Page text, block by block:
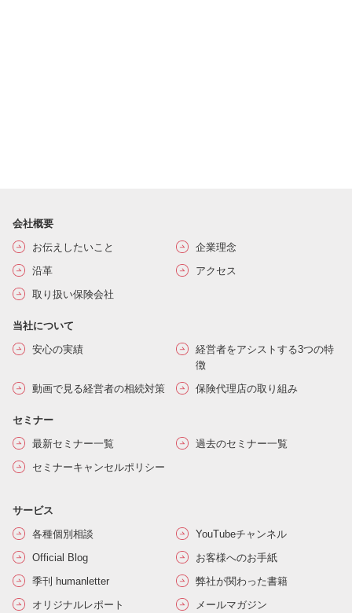
会社概要
お伝えしたいこと
企業理念
沿革
アクセス
取り扱い保険会社
当社について
安心の実績
経営者をアシストする3つの特
徴
動画で見る経営者の相続対策
保険代理店の取り組み
セミナー
最新セミナー一覧
過去のセミナー一覧
セミナーキャンセルポリシー
サービス
各種個別相談
YouTubeチャンネル
Official Blog
お客様へのお手紙
季刊 humanletter
弊社が関わった書籍
オリジナルレポート
メールマガジン